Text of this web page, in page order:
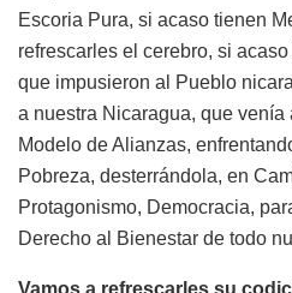
Escoria Pura, si acaso tienen
refrescarles el cerebro, si
que impusieron al Pueblo
a nuestra Nicaragua, que
Modelo de Alianzas,
Pobreza, desterrándola, en
Protagonismo, Democracia,
Derecho al Bienestar de todo
Vamos a refrescarles su